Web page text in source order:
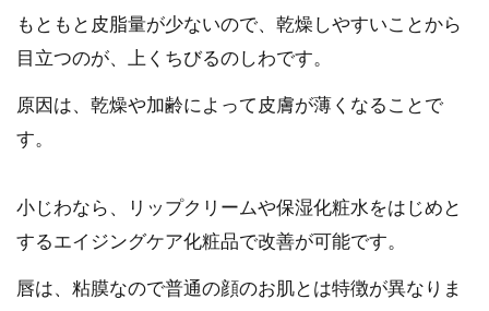
もともと皮脂量が少ないので、乾燥しやすいことから
目立つのが、上くちびるのしわです。
原因は、乾燥や加齢によって皮膚が薄くなることで
す。
小じわなら、リップクリームや保湿化粧水をはじめと
するエイジングケア化粧品で改善が可能です。
唇は、粘膜なので普通の顔のお肌とは特徴が異なりま